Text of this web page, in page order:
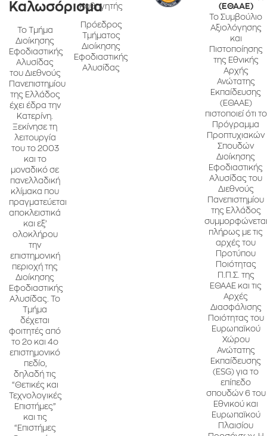
Καλωσόρισμα
Το Τμήμα
Διοίκησης
Εφοδιαστικής
Αλυσίδας
του Διεθνούς
Πανεπιστημίου
της Ελλάδος
έχει έδρα την
Κατερίνη.
Ξεκίνησε τη
λειτουργία
του το 2003
και το
μοναδικό σε
πανελλαδική
κλίμακα που
πραγματεύεται
αποκλειστικά
και εξ’
ολοκλήρου
την
επιστημονική
περιοχή της
Διοίκησης
Εφοδιαστικής
Αλυσίδας. Το
Τμήμα
δέχεται
φοιτητές από
το 2ο και 4ο
επιστημονικό
πεδίο,
δηλαδή τις
“Θετικές και
Τεχνολογικές
Επιστήμες”
και τις
“Επιστήμες
Καθηγητής
Πρόεδρος
Τμήματος
Διοίκησης
Εφοδιαστικής
Αλυσίδας
(ΕΘΑΑΕ)
Το Συμβούλιο
Αξιολόγησης
και
Πιστοποίησης
της Εθνικής
Αρχής
Ανώτατης
Εκπαίδευσης
(ΕΘΑΑΕ)
πιστοποιεί ότι το
Πρόγραμμα
Προπτυχιακών
Σπουδών
Διοίκησης
Εφοδιαστικής
Αλυσίδας του
Διεθνούς
Πανεπιστημίου
της Ελλάδος
πλήρως με τις
αρχές του
Προτύπου
Ποιότητας
Π.Π.Σ. της
ΕΘΑΑΕ και τις
Αρχές
Διασφάλισης
Ποιότητας του
Ευρωπαϊκού
Χώρου
Ανώτατης
Εκπαίδευσης
(ESG) για το
επίπεδο
σπουδών 6 του
Εθνικού και
Ευρωπαϊκού
Πλαισίου